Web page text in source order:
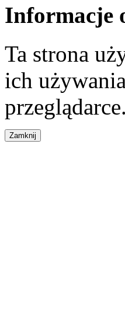
Informacje
Ta strona
ich
przeglądarce.